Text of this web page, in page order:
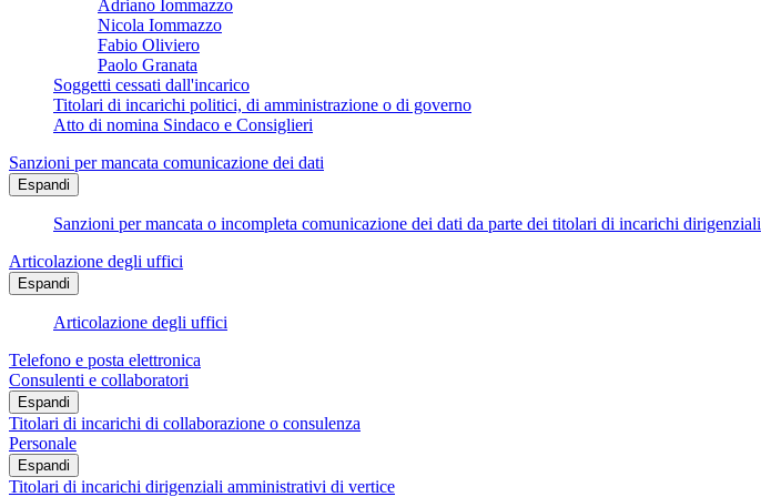
Adriano Iommazzo
Nicola Iommazzo
Fabio Oliviero
Paolo Granata
Soggetti cessati dall'incarico
Titolari di incarichi politici, di amministrazione o di governo
Atto di nomina Sindaco e Consiglieri
Sanzioni per mancata comunicazione dei dati
Espandi
Sanzioni per mancata o incompleta comunicazione dei dati da parte dei titolari di incarichi dirigenziali
Articolazione degli uffici
Espandi
Articolazione degli uffici
Telefono e posta elettronica
Consulenti e collaboratori
Espandi
Titolari di incarichi di collaborazione o consulenza
Personale
Espandi
Titolari di incarichi dirigenziali amministrativi di vertice